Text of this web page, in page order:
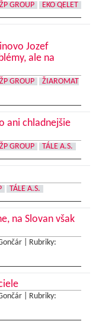
ŽP GROUP EKO QELET
Jozef
ale na
ŽP GROUP
ŽIAROMAT
ani chladnejšie
ŽP GROUP TÁLE A.S.
TÁLE A.S.
na Slovan však
|
Rubriky:
|
Rubriky: